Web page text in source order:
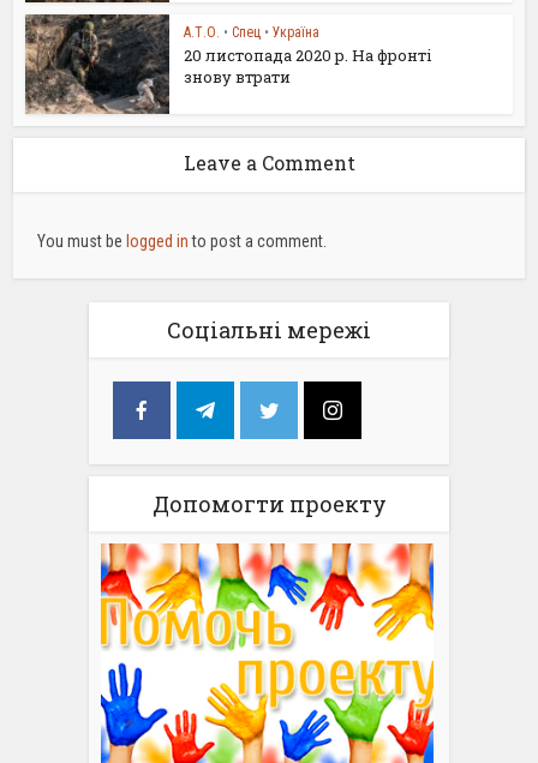
А.Т.О. • Спец • Україна
20 листопада 2020 р. На фронті
знову втрати
Leave a Comment
You must be logged into post a comment.
Соціальні мережі
Допомогти проекту